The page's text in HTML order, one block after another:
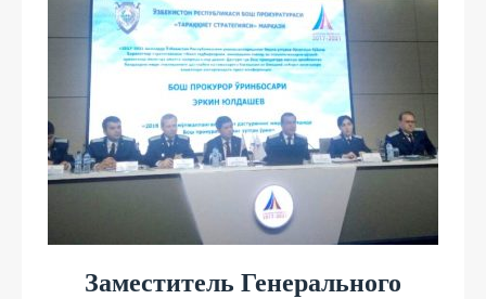
Заместитель Генерального